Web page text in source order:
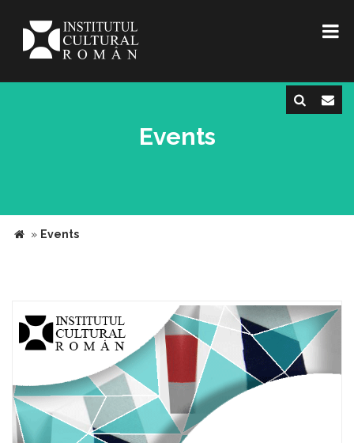
Events
» Events